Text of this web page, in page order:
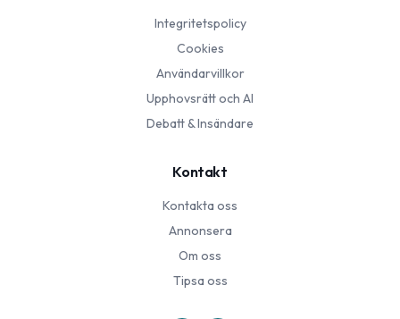
Integritetspolicy
Cookies
Användarvillkor
Upphovsrätt och AI
Debatt & Insändare
Kontakt
Kontakta oss
Annonsera
Om oss
Tipsa oss